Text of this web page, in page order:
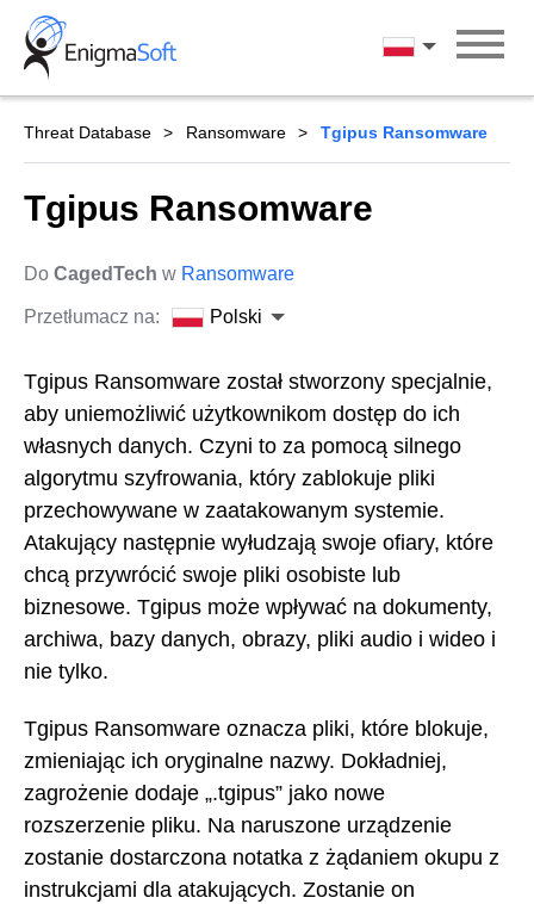
Skip
content
Polski
Threat Database Ransomware Tgipus Ransomware
Tgipus Ransomware
Do CagedTech w Ransomware
Przetłumacz na: Polski
Tgipus Ransomware został stworzony specjalnie,
aby uniemożliwić użytkownikom dostęp do ich
własnych danych. Czyni to za pomocą silnego
algorytmu szyfrowania, który zablokuje pliki
przechowywane w zaatakowanym systemie.
Atakujący następnie wyłudzają swoje ofiary, które
chcą przywrócić swoje pliki osobiste lub
biznesowe. Tgipus może wpływać na dokumenty,
archiwa, bazy danych, obrazy, pliki audio i wideo i
nie tylko.
Tgipus Ransomware oznacza pliki, które blokuje,
zmieniając ich oryginalne nazwy. Dokładniej,
zagrożenie dodaje „.tgipus” jako nowe
rozszerzenie pliku. Na naruszone urządzenie
zostanie dostarczona notatka z żądaniem okupu z
instrukcjami dla atakujących. Zostanie on